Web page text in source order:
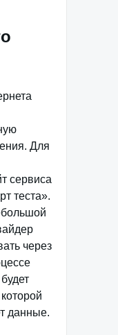
Для
сервиса
теста».
через
данные.